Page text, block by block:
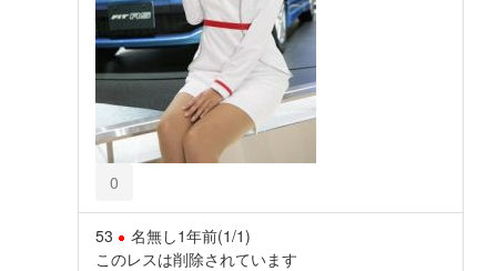
0
53 名無し1年前(1/1)
このレスは削除されています